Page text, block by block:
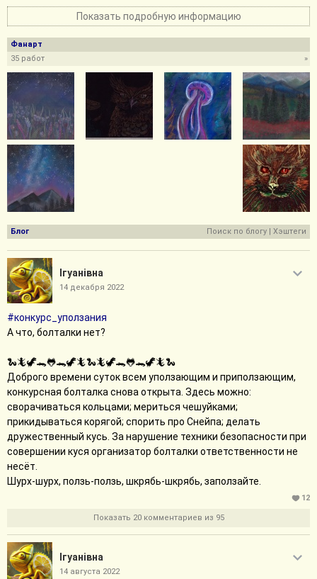
Показать подробную информацию
Фанарт
35 работ
»
Блог Поиск по блогу | Хэштеги
Iгуанiвна
14 декабря 2022
#конкурс_уползания
А что, болталки нет?
🐍🦎🦖🐊🐸🐊🦖🦎🐍🦎🦖🐊🐸🐊🦖🦎🐍
Доброго времени суток всем уползающим и приползающим,
конкурсная болталка снова открыта. Здесь можно:
сворачиваться кольцами; мериться чешуйками;
прикидываться корягой; спорить про Снейпа; делать
дружественный кусь. За нарушение техники безопасности при
совершении куся организатор болталки ответственности не
несёт.
Шурх-шурх, ползь-ползь, шкрябь-шкрябь, заползайте.
12
Показать 20 комментариев из 95
Iгуанiвна
14 августа 2022